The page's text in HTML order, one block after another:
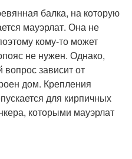
балка, на которую
мауэрлат. Она не
кому-то может
не нужен. Однако,
зависит от
дом. Крепления
для кирпичных
которыми мауэрлат